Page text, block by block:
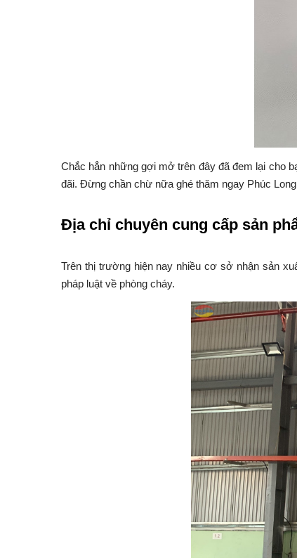
Chắc hẳn những gợi mở trên đây đã đem lại cho
đãi. Đừng chần chừ nữa ghé thăm ngay Phúc
Địa chỉ chuyên cung cấp sản
Trên thị trường hiện nay nhiều cơ sở nhận sản
pháp luật về phòng cháy.